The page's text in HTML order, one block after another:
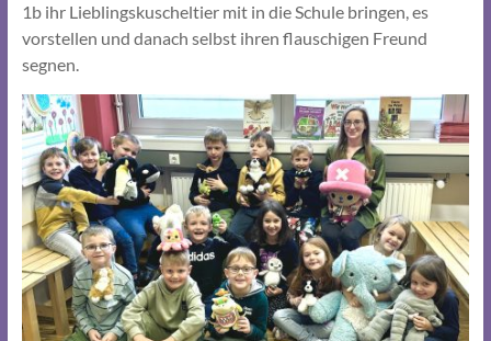
1b ihr Lieblingskuscheltier mit in die Schule bringen, es
vorstellen und danach selbst ihren flauschigen Freund
segnen.